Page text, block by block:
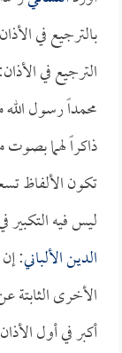
بالترجيع في
الترجيع في
محمداً رسول الله
ذاكراً لهما
تكون الألفاظ
ليس فيه التكبير
الدين الألباني:
الأخرى الثابتة
أكبر في أول